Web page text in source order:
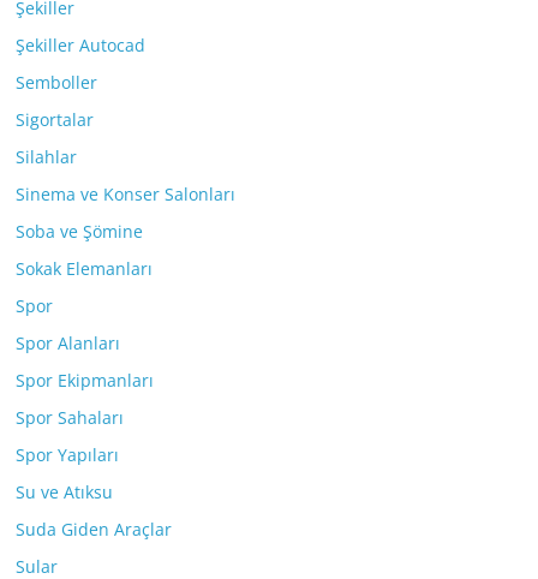
Şekiller
Şekiller Autocad
Semboller
Sigortalar
Silahlar
Sinema ve Konser Salonları
Soba ve Şömine
Sokak Elemanları
Spor
Spor Alanları
Spor Ekipmanları
Spor Sahaları
Spor Yapıları
Su ve Atıksu
Suda Giden Araçlar
Sular